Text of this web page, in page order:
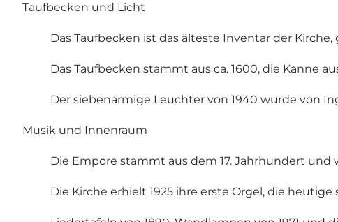
Taufbecken und Licht
Das Taufbecken ist das älteste Inventar der
Das Taufbecken stammt aus ca. 1600, die Kanne
Der siebenarmige Leuchter von 1940 wurde von
Musik und Innenraum
Die Empore stammt aus dem 17. Jahrhundert und
Die Kirche erhielt 1925 ihre erste Orgel, die heutige